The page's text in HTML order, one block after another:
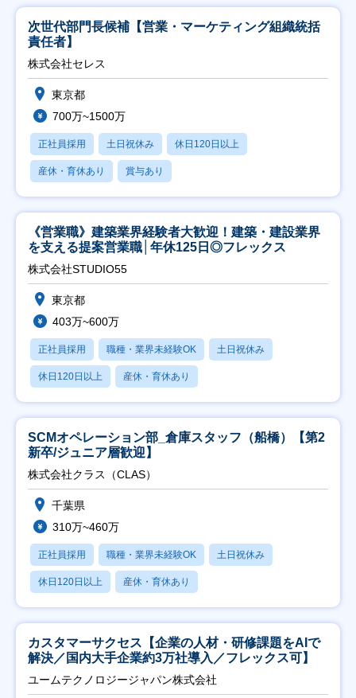
次世代部門長候補【営業・マーケティング組織統括
責任者】
株式会社セレス
東京都
700万~1500万
正社員採用 土日祝休み 休日120日以上
産休・育休あり 賞与あり
《営業職》建築業界経験者大歓迎！建築・建設業界
を支える提案営業職│年休125日◎フレックス
株式会社STUDIO55
東京都
403万~600万
正社員採用 職種・業界未経験OK 土日祝休み
休日120日以上 産休・育休あり
SCMオペレーション部_倉庫スタッフ（船橋）【第2
新卒/ジュニア層歓迎】
株式会社クラス（CLAS）
千葉県
310万~460万
正社員採用 職種・業界未経験OK 土日祝休み
休日120日以上 産休・育休あり
カスタマーサクセス【企業の人材・研修課題をAIで
解決／国内大手企業約3万社導入／フレックス可】
ユームテクノロジージャパン株式会社